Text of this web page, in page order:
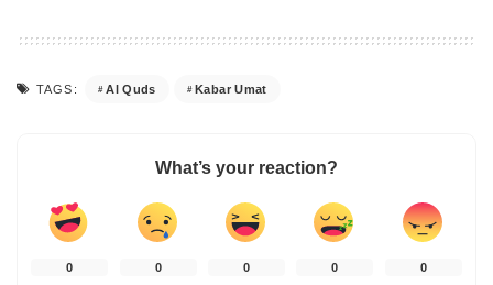
TAGS: Al Quds Kabar Umat
What’s your reaction?
0 0 0 0 0